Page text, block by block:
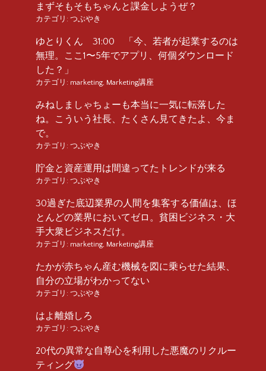
まずそもそもちゃんと課金しようぜ？
カテゴリ: つぶやき
ゆとりくん 31:00 「今、若者が起業するのは
無理。ここ1〜5年でアプリ、何個ダウンロード
した？」
カテゴリ: marketing, Marketing講座
みねしましゃちょーも本当に一気に転落した
ね。こういう社長、たくさん見てきたよ、今ま
で。
カテゴリ: つぶやき
貯金と資産運用は間違ってたトレンドが来る
カテゴリ: つぶやき
30過ぎた底辺業界の人間を集客する価値は、ほ
とんどの業界においてゼロ。貧困ビジネス・大
手大衆ビジネスだけ。
カテゴリ: marketing, Marketing講座
たかが赤ちゃん産む機械を図に乗らせた結果、
自分の立場がわかってない
カテゴリ: つぶやき
はよ離婚しろ
カテゴリ: つぶやき
20代の異常な自尊心を利用した悪魔のリクルー
ティング